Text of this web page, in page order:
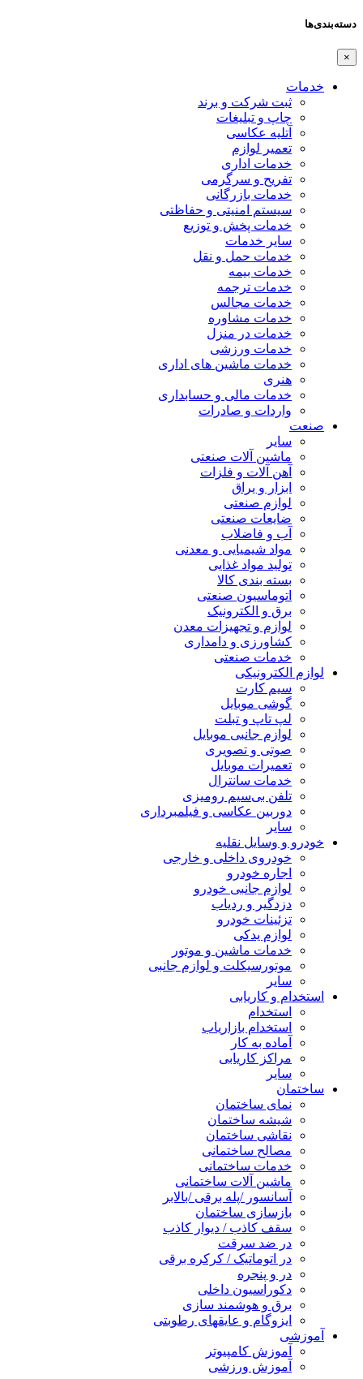
دسته‌بندی‌ها
×
خدمات
ثبت شرکت و برند
چاپ و تبلیغات
آتلیه عکاسی
تعمیر لوازم
خدمات اداری
تفریح و سرگرمی
خدمات بازرگانی
سیستم امنیتی و حفاظتی
خدمات پخش و توزیع
سایر خدمات
خدمات حمل و نقل
خدمات بیمه
خدمات ترجمه
خدمات مجالس
خدمات مشاوره
خدمات در منزل
خدمات ورزشی
خدمات ماشین های اداری
هنری
خدمات مالی و حسابداری
واردات و صادرات
صنعت
سایر
ماشین آلات صنعتی
آهن آلات و فلزات
ابزار و یراق
لوازم صنعتی
ضایعات صنعتی
آب و فاضلاب
مواد شیمیایی و معدنی
تولید مواد غذایی
بسته بندی کالا
اتوماسیون صنعتی
برق و الکترونیک
لوازم و تجهیزات معدن
کشاورزی و دامداری
خدمات صنعتی
لوازم الکترونیکی
سیم کارت
گوشی موبایل
لپ تاپ و تبلت
لوازم جانبی موبایل
صوتی و تصویری
تعمیرات موبایل
خدمات سانترال
تلفن بی‌سیم رومیزی
دوربین عکاسی و فیلمبرداری
سایر
خودرو و وسایل نقلیه
خودروی داخلی و خارجی
اجاره خودرو
لوازم جانبی خودرو
دزدگیر و ردیاب
تزئینات خودرو
لوازم یدکی
خدمات ماشین و موتور
موتورسیکلت و لوازم جانبی
سایر
استخدام و کاریابی
استخدام
استخدام بازاریاب
آماده به کار
مراکز کاریابی
سایر
ساختمان
نمای ساختمان
شیشه ساختمان
نقاشی ساختمان
مصالح ساختمانی
خدمات ساختمانی
ماشین آلات ساختمانی
آسانسور /پله برقی /بالابر
بازسازی ساختمان
سقف کاذب / دیوار کاذب
در ضد سرقت
در اتوماتیک / کرکره برقی
در و پنجره
دکوراسیون داخلی
برق و هوشمند سازی
ایزوگام و عایقهای رطوبتی
آموزشی
آموزش کامپیوتر
آموزش ورزشی